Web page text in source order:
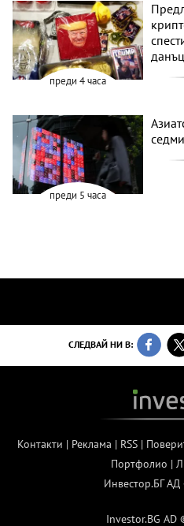
преди 4 часа
преди 5 часа
СЛЕДВАЙ НИ В:
Контакти | Реклама | RSS|
Портфолио |
Инвестор.БГ
Investor.BG